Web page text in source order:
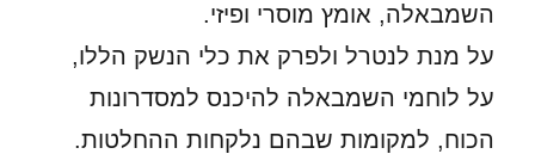
השמבאלה, אומץ מוסרי ופיזי.
על מנת לנטרל ולפרק את כלי הנשק הללו,
על לוחמי השמבאלה להיכנס למסדרונות
הכוח, למקומות שבהם נלקחות ההחלטות.